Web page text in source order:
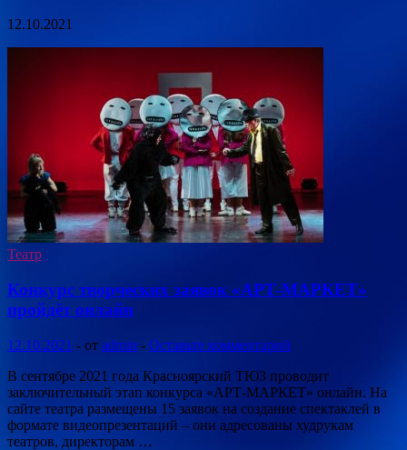
12.10.2021
Театр
Конкурс творческих заявок «АРТ-МАРКЕТ»
пройдёт онлайн
12.10.2021 - от admin - Оставьте комментарий
В сентябре 2021 года Красноярский ТЮЗ проводит
заключительный этап конкурса «АРТ-МАРКЕТ» онлайн. На
сайте театра размещены 15 заявок на создание спектаклей в
формате видеопрезентаций – они адресованы худрукам
театров, директорам …